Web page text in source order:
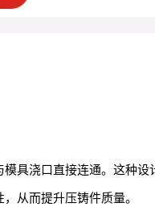
具浇口直接连通。这种设
从而提升压铸件质量。